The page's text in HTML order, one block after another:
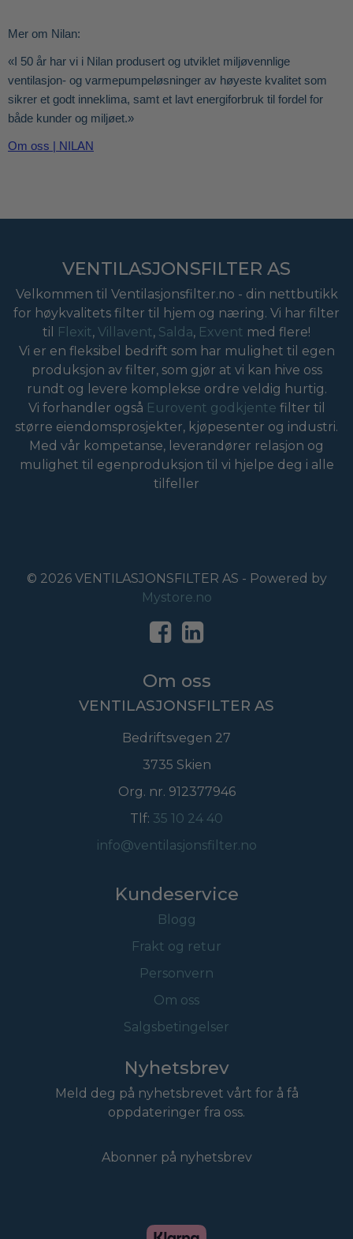
Mer om Nilan:
«I 50 år har vi i Nilan produsert og utviklet miljøvennlige
ventilasjon- og varmepumpeløsninger av høyeste kvalitet som
sikrer et godt inneklima, samt et lavt energiforbruk til fordel for
både kunder og miljøet.»
Om oss | NILAN
VENTILASJONSFILTER AS
Velkommen til Ventilasjonsfilter.no - din nettbutikk
for høykvalitets filter til hjem og næring. Vi har filter
til
Flexit, Villavent, Salda, Exvent med flere!
Vi er en fleksibel bedrift som har mulighet til egen
produksjon av filter, som gjør at vi kan hive oss
rundt og levere komplekse ordre veldig hurtig.
Vi forhandler også Eurovent godkjente filter til
større eiendomsprosjekter, kjøpesenter og industri.
Med vår kompetanse, leverandører relasjon og
mulighet til egenproduksjon til vi hjelpe deg i alle
tilfeller
© 2026 VENTILASJONSFILTER AS - Powered by
Mystore.no
Om oss
VENTILASJONSFILTER AS
Bedriftsvegen 27
3735 Skien
Org. nr. 912377946
Tlf: 35 10 24 40
info@ventilasjonsfilter.no
Kundeservice
Blogg
Frakt og retur
Personvern
Om oss
Salgsbetingelser
Nyhetsbrev
Meld deg på nyhetsbrevet vårt for å få
oppdateringer fra oss.
Abonner på nyhetsbrev